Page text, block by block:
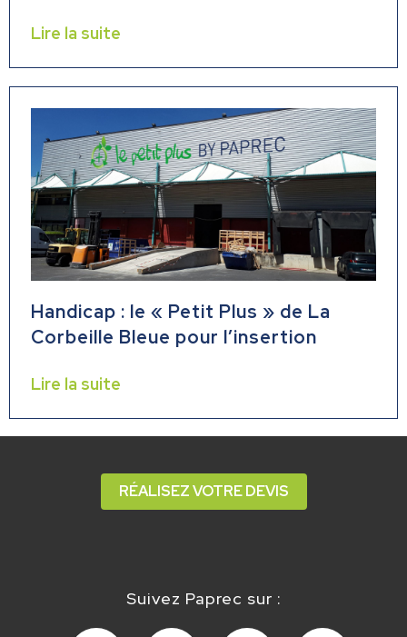
Lire la suite
Handicap : le « Petit Plus » de La
Corbeille Bleue pour l’insertion
Lire la suite
RÉALISEZ VOTRE DEVIS
Suivez Paprec sur :